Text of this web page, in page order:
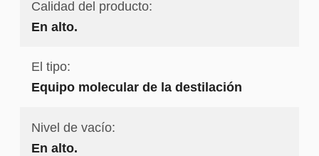
Calidad del producto:
En alto.
El tipo:
Equipo molecular de la destilación
Nivel de vacío:
En alto.